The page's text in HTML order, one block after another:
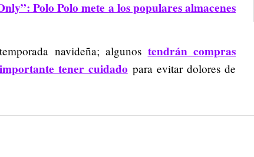
Polo Polo mete a los populares almacenes
navideña; algunos tendrán compras
tener cuidado para evitar dolores de